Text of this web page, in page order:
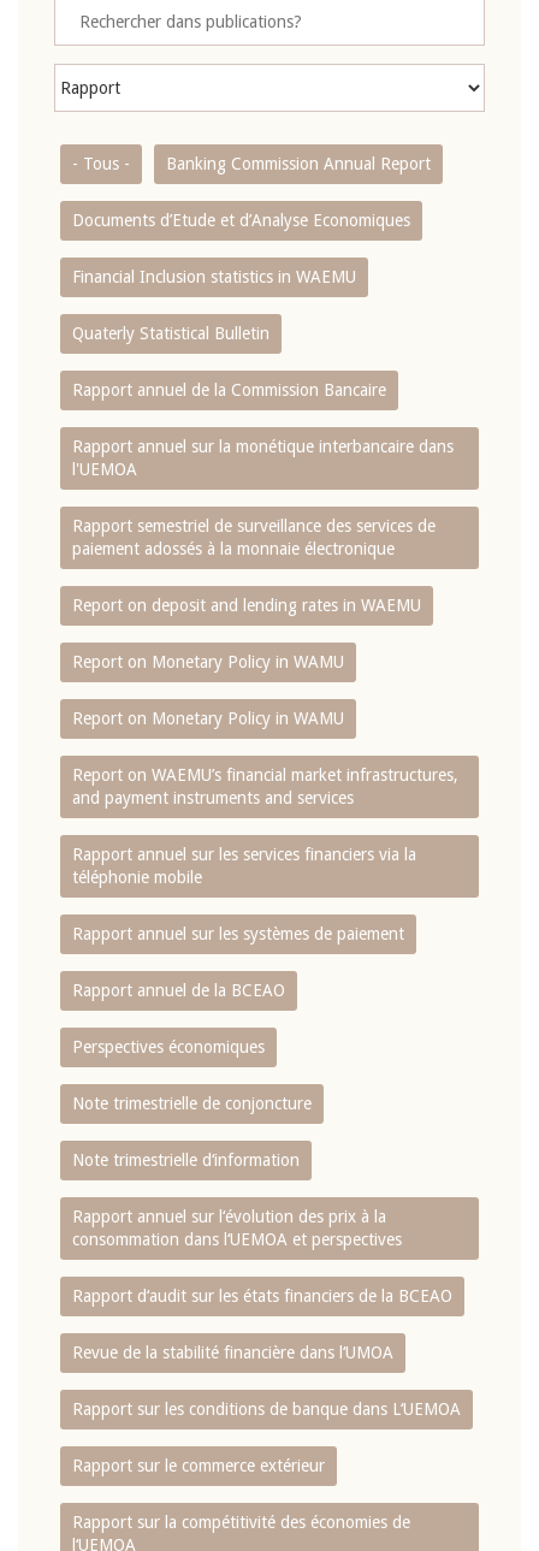
- Tous - Banking Commission Annual Report
Documents d’Etude et d’Analyse Economiques
Financial Inclusion statistics in WAEMU
Quaterly Statistical Bulletin
Rapport annuel de la Commission Bancaire
Rapport annuel sur la monétique interbancaire dans
l'UEMOA
Rapport semestriel de surveillance des services de
paiement adossés à la monnaie électronique
Report on deposit and lending rates in WAEMU
Report on Monetary Policy in WAMU
Report on Monetary Policy in WAMU
Report on WAEMU’s financial market infrastructures,
and payment instruments and services
Rapport annuel sur les services financiers via la
téléphonie mobile
Rapport annuel sur les systèmes de paiement
Rapport annuel de la BCEAO
Perspectives économiques
Note trimestrielle de conjoncture
Note trimestrielle d‘information
Rapport annuel sur l‘évolution des prix à la
consommation dans l‘UEMOA et perspectives
Rapport d‘audit sur les états financiers de la BCEAO
Revue de la stabilité financière dans l‘UMOA
Rapport sur les conditions de banque dans L‘UEMOA
Rapport sur le commerce extérieur
Rapport sur la compétitivité des économies de
l‘UEMOA